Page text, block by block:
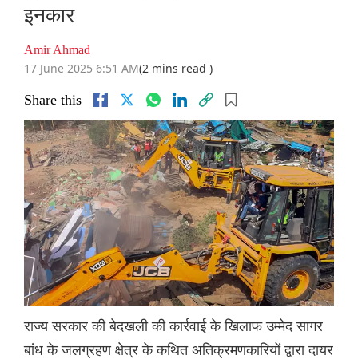
इनकार
Amir Ahmad
17 June 2025 6:51 AM(2 mins read )
Share this
राज्य सरकार की बेदखली की कार्रवाई के खिलाफ उम्मेद सागर
बांध के जलग्रहण क्षेत्र के कथित अतिक्रमणकारियों द्वारा दायर